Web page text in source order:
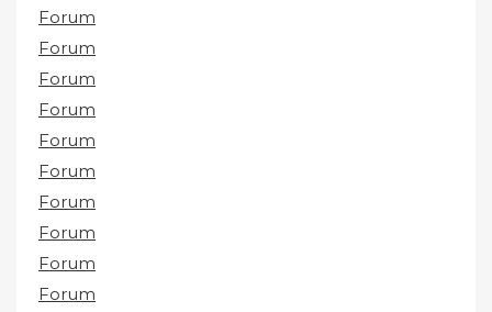
Forum
Forum
Forum
Forum
Forum
Forum
Forum
Forum
Forum
Forum